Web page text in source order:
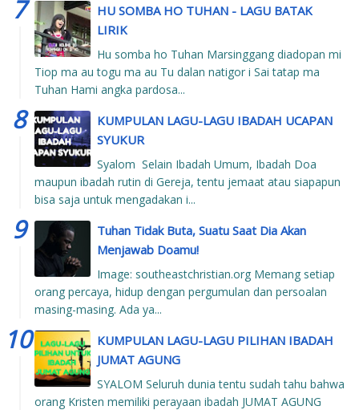
HU SOMBA HO TUHAN - LAGU BATAK
LIRIK
Hu somba ho Tuhan Marsinggang diadopan mi
Tiop ma au togu ma au Tu dalan natigor i Sai tatap ma
Tuhan Hami angka pardosa...
KUMPULAN LAGU-LAGU IBADAH UCAPAN
SYUKUR
Syalom Selain Ibadah Umum, Ibadah Doa
maupun ibadah rutin di Gereja, tentu jemaat atau siapapun
bisa saja untuk mengadakan i...
Tuhan Tidak Buta, Suatu Saat Dia Akan
Menjawab Doamu!
Image: southeastchristian.org Memang setiap
orang percaya, hidup dengan pergumulan dan persoalan
masing-masing. Ada ya...
KUMPULAN LAGU-LAGU PILIHAN IBADAH
JUMAT AGUNG
SYALOM Seluruh dunia tentu sudah tahu bahwa
orang Kristen memiliki perayaan ibadah JUMAT AGUNG